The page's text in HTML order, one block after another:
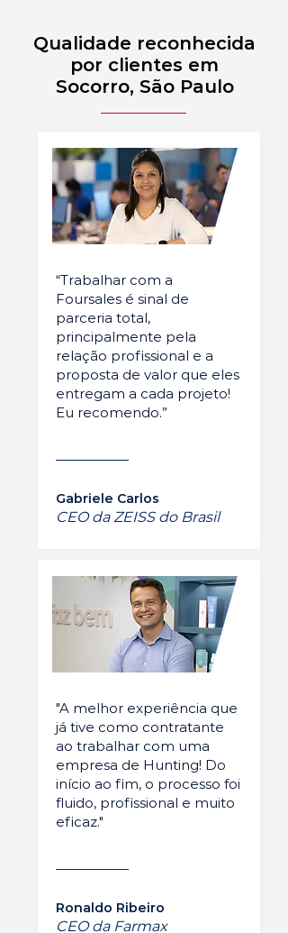
Qualidade reconhecida
por clientes em
Socorro, São Paulo
“Trabalhar com a
Foursales é sinal de
parceria total,
principalmente pela
relação profissional e a
proposta de valor que eles
entregam a cada projeto!
Eu recomendo.”
Gabriele Carlos
CEO da ZEISS do Brasil
"A melhor experiência que
já tive como contratante
ao trabalhar com uma
empresa de Hunting! Do
início ao fim, o processo foi
fluido, profissional e muito
eficaz."
Ronaldo Ribeiro
CEO da Farmax